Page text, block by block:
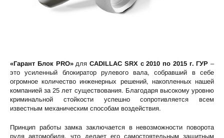
«Гарант Блок PRO»для CADILLAC SRX c 2010 по 2015 г. ГУР –
это усиленный блокиратор рулевого вала, собравший в себе
огромное количество инженерных решений, накопленных нашей
компанией за 25 лет существования. Благодаря высокому уровню
криминальной стойкости успешно сопротивляется всем
известным механическим способам воздействия.
Принцип работы замка заключается в невозможности поворота
руля автомобиля, что делает его самостоятельным защитным